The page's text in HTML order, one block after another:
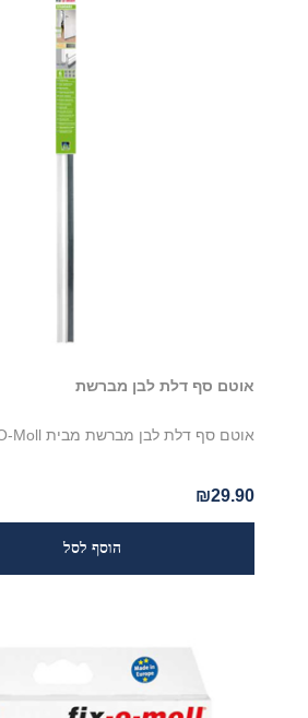
אוטם סף דלת לבן מברשת
אוטם סף דלת לבן מברשת מבית Fix-O-Moll
₪29.90